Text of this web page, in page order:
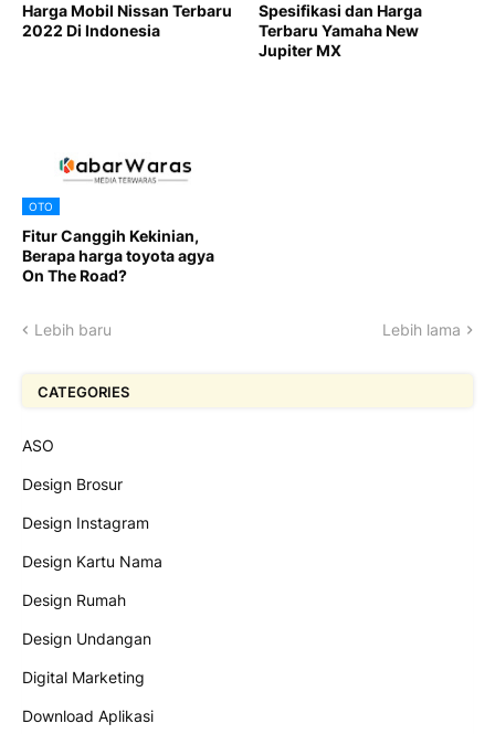
Harga Mobil Nissan Terbaru
2022 Di Indonesia
Spesifikasi dan Harga
Terbaru Yamaha New
Jupiter MX
OTO
Fitur Canggih Kekinian,
Berapa harga toyota agya
On The Road?
Lebih baru Lebih lama
CATEGORIES
ASO
Design Brosur
Design Instagram
Design Kartu Nama
Design Rumah
Design Undangan
Digital Marketing
Download Aplikasi